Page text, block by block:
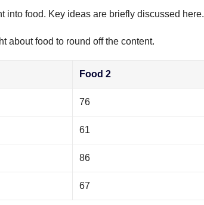
into food. Key ideas are briefly discussed here.
about food to round off the content.
Food 2
76
61
86
67